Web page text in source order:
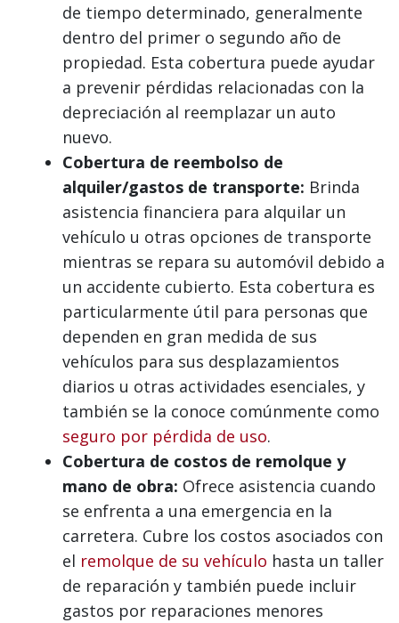
de tiempo determinado, generalmente
dentro del primer o segundo año de
propiedad. Esta cobertura puede ayudar
a prevenir pérdidas relacionadas con la
depreciación al reemplazar un auto
nuevo.
Cobertura de reembolso de
alquiler/gastos de transporte: Brinda
asistencia financiera para alquilar un
vehículo u otras opciones de transporte
mientras se repara su automóvil debido a
un accidente cubierto. Esta cobertura es
particularmente útil para personas que
dependen en gran medida de sus
vehículos para sus desplazamientos
diarios u otras actividades esenciales, y
también se la conoce comúnmente como
seguro por pérdida de uso.
Cobertura de costos de remolque y
mano de obra: Ofrece asistencia cuando
se enfrenta a una emergencia en la
carretera. Cubre los costos asociados con
el remolque de su vehículo hasta un taller
de reparación y también puede incluir
gastos por reparaciones menores